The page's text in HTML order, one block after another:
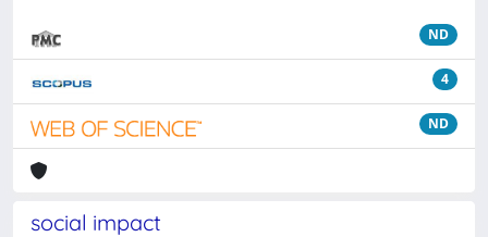
ND
4
ND
social impact